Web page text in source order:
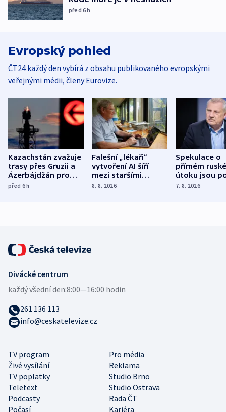
před 6h
Evropský pohled
ČT24 každý den vybírá z obsahu publikovaného evropskými
veřejnými médii, členy Eurovize.
Kazachstán zvažuje
trasy přes Gruzii a
Ázerbájdžán pro
vývoz ropy do
před 6h
Falešní „lékaři“
vytvoření AI šíří
mezi staršími
Poláky nebezpečné
8. 8. 2026
Spekulace o
přímém
útoku jsou
míní
7. 8. 2026
TV program
Pro média
Živé vysílání
Reklama
TV poplatky
Studio Brno
Teletext
Studio Ostrava
Podcasty
Rada ČT
Počasí
Kariéra
Divácké centrum
každý všední den:8:00—16:00 hodin
261 136 113
info@ceskatelevize.cz